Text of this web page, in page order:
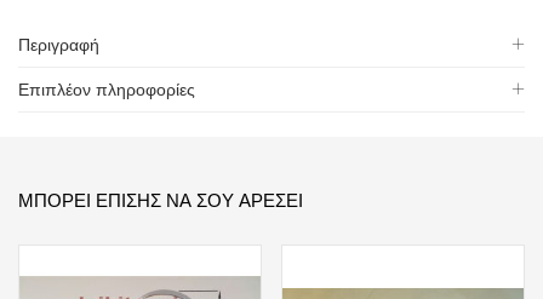
Περιγραφή
Επιπλέον πληροφορίες
ΜΠΟΡΕΊ ΕΠΊΣΗΣ ΝΑ ΣΟΥ ΑΡΈΣΕΙ